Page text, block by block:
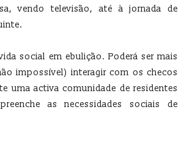
vendo televisão, até à jornada de
social em ebulição. Poderá ser mais
impossível) interagir com os checos
uma activa comunidade de residentes
as necessidades sociais de